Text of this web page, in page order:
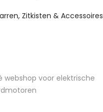
Zitkisten & Accessoires